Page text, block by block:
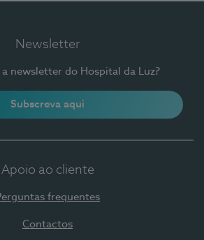
Newsletter
newsletter do Hospital da Luz?
Subscreva aqui
Apoio ao cliente
frequentes
Contactos